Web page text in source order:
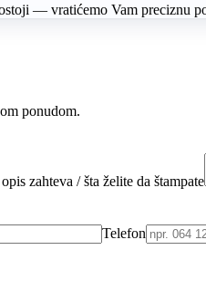
— vratićemo Vam preciznu
ponudom.
zahteva / šta želite da štampate
Telefon